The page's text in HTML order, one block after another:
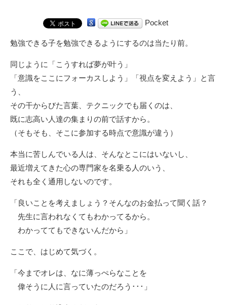
Pocket
勉強できる子を勉強できるようにするのは当たり前。
同じように「こうすれば夢が叶う」
「意識をここにフォーカスしよう」「視点を変えよう」と言
う、
その干からびた言葉、テクニックでも届くのは、
既に志高い人達の集まりの前で話すから。
（そもそも、そこに参加する時点で意識が違う）
本当に苦しんでいる人は、そんなとこにはいないし、
最近増えてきた心の専門家を名乗る人のいう、
それも全く通用しないのです。
「良いことを考えましょう？そんなのお金払って聞く話？
先生に言われなくてもわかってるから。
わかっててもできないんだから」
ここで、はじめて気づく。
「今までオレは、なに薄っぺらなことを
偉そうに人に言っていたのだろう･･･」